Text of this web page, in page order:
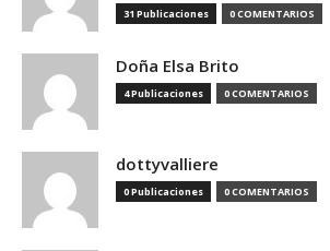
31 Publicaciones 0 COMENTARIOS
Doña Elsa Brito
4 Publicaciones 0 COMENTARIOS
dottyvalliere
0 Publicaciones 0 COMENTARIOS